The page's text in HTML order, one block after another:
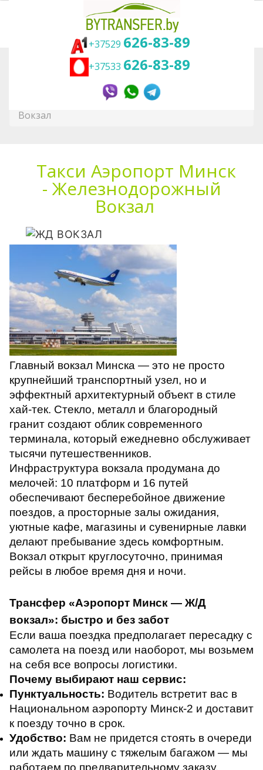
+37529 626-83-89
+37533 626-83-89
Главная
Районы Минска
Такси Аэропорт Минск - Железнодорожный
Вокзал
Такси Аэропорт Минск
- Железнодорожный
Вокзал
Главный вокзал Минска — это не просто
крупнейший транспортный узел, но и
эффектный архитектурный объект в стиле
хай-тек. Стекло, металл и благородный
гранит создают облик современного
терминала, который ежедневно обслуживает
тысячи путешественников.
Инфраструктура вокзала продумана до
мелочей: 10 платформ и 16 путей
обеспечивают бесперебойное движение
поездов, а просторные залы ожидания,
уютные кафе, магазины и сувенирные лавки
делают пребывание здесь комфортным.
Вокзал открыт круглосуточно, принимая
рейсы в любое время дня и ночи.
Трансфер «Аэропорт Минск — Ж/Д
вокзал»: быстро и без забот
Если ваша поездка предполагает пересадку с
самолета на поезд или наоборот, мы возьмем
на себя все вопросы логистики.
Почему выбирают наш сервис:
Пунктуальность: Водитель встретит вас в
Национальном аэропорту Минск-2 и доставит
к поезду точно в срок.
Удобство: Вам не придется стоять в очереди
или ждать машину с тяжелым багажом — мы
работаем по предварительному заказу.